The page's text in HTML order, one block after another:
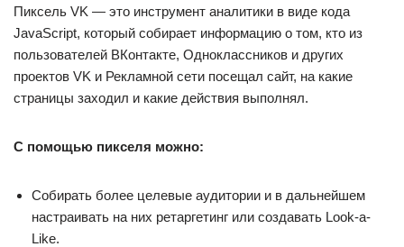
Пиксель VK — это инструмент аналитики в виде кода
JavaScript, который собирает информацию о том, кто из
пользователей ВКонтакте, Одноклассников и других
проектов VK и Рекламной сети посещал сайт, на какие
страницы заходил и какие действия выполнял.
С помощью пикселя можно:
Собирать более целевые аудитории и в дальнейшем
настраивать на них ретаргетинг или создавать Look-a-
Like.